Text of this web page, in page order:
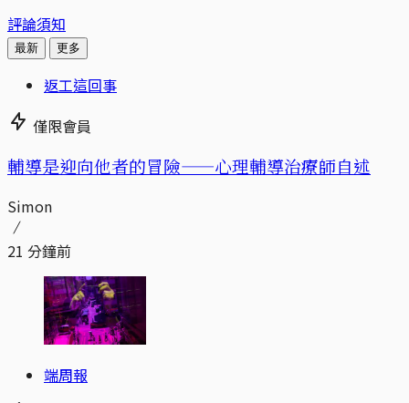
評論須知
最新 更多
返工這回事
僅限會員
輔導是迎向他者的冒險——心理輔導治療師自述
Simon
21 分鐘前
端周報